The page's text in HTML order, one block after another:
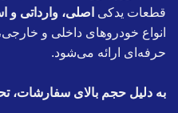
قطعات یدکی اصلی، وارداتی
انواع خودروهای داخلی و
حرفه‌ای ارائه می‌شود.
به دلیل حجم بالای سفارشات،